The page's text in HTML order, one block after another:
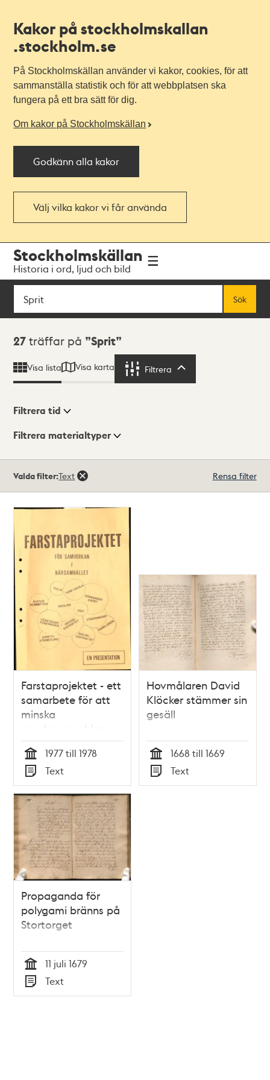
Kakor på stockholmskallan
.stockholm.se
På Stockholmskällan använder vi kakor, cookies, för att
sammanställa statistik och för att webbplatsen ska
fungera på ett bra sätt för dig.
Om kakor på Stockholmskällan
Godkänn alla kakor
Välj vilka kakor vi får använda
navigationen
huvudinnehållet
Stockholmskällan
Historia i ord, ljud och bild
Sök
Sök
Sökresultat
27 träffar på Sprit
Visa lista Visa karta Filtrera
Visningsläge
Filtrera tid
Filtrera materialtyper
träffar
Valda filter:Text Rensa filter
Farstaprojektet - ett
samarbete för att
minska
ungdomsproblem
Tid
1977 till 1978
Typ
Text
Hovmålaren David
Klöcker stämmer sin
gesäll
Tid
1668 till 1669
Typ
Text
Propaganda för
polygami bränns på
Stortorget
Tid
11 juli 1679
Typ
Text